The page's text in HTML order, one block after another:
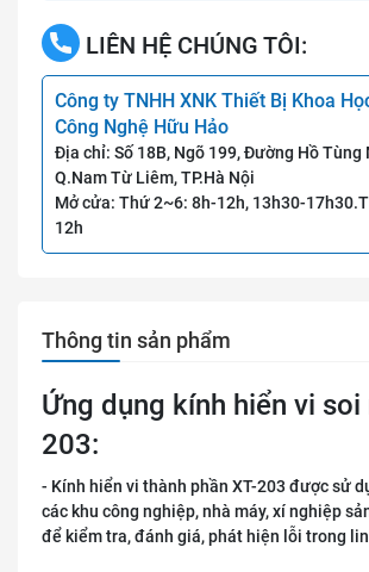
LIÊN HỆ CHÚNG TÔI:
Công ty TNHH XNK Thiết Bị Khoa
Công Nghệ Hữu Hảo
Địa chỉ: Số 18B, Ngõ 199, Đường Hồ Tùng
Q.Nam Từ Liêm, TP.Hà Nội
Mở cửa: Thứ 2~6: 8h-12h, 13h30-
12h
Thông tin sản phẩm
Ứng dụng kính hiển vi soi
203:
- Kính hiển vi thành phần XT-203 được sử
các khu công nghiệp, nhà máy, xí nghiệp
để kiểm tra, đánh giá, phát hiện lỗi trong